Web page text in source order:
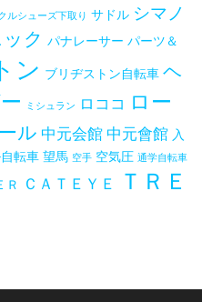
ルシューズ下取り サドル シマノ
ク パナレーサー パーツ＆
ン ブリヂストン自転車 ヘ
ミシュラン ロココ ロー
ル 中元会館 中元會館 入
転車 望馬 空手 空気圧 通学自転車
Ｒ ＣＡＴＥＹＥ
ＴＲＥ